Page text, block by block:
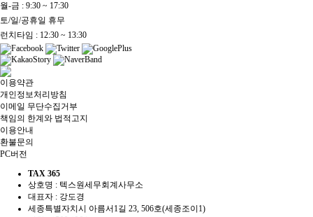
월-금 : 9:30 ~ 17:30
토/일/공휴일 휴무
런치타임 : 12:30 ~ 13:30
이용약관
개인정보처리방침
이메일 무단수집거부
책임의 한계와 법적고지
이용안내
환불문의
PC버전
TAX 365
상호명 : 텍스원세무회계사무소
대표자 : 강도경
세종특별자치시 아름서1길 23, 506호(세종조이1)